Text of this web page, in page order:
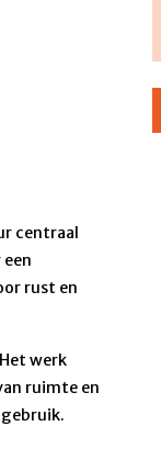
centraal
rust en
werk
ruimte en